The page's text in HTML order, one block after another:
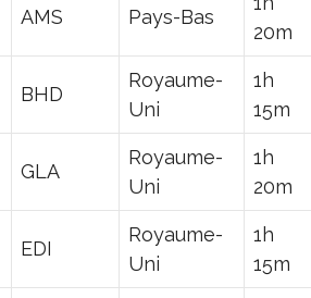
AMS Pays-Bas
20m
BHD
Royaume-
Uni
1h
15m
GLA
Royaume-
Uni
1h
20m
EDI
Royaume-
Uni
1h
15m